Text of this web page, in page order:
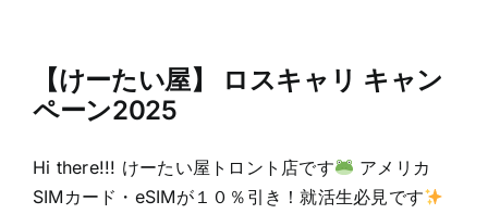
【けーたい屋】 ロスキャリ キャン
ペーン2025
Hi there!!! けーたい屋トロント店です
アメリカ
SIMカード・eSIMが１０％引き！就活生必見です